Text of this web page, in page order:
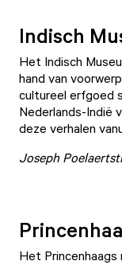
Indisch
Het Indisch
hand van
cultureel erfgoed
Nederlands-Indië
deze verhalen
Joseph
Het Princenhaags